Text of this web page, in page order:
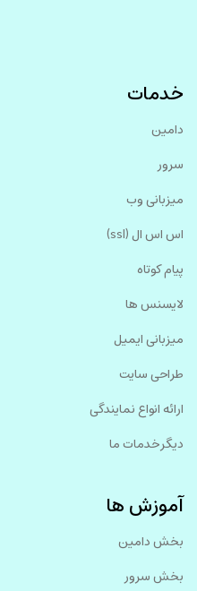
خدمات
دامین
سرور
میزبانی وب
اس اس ال (ssl)
پیام کوتاه
لایسنس ها
میزبانی ایمیل
طراحی سایت
ارائه انواع نمایندگی
دیگر خدمات ما
آموزش ها
بخش دامین
بخش سرور